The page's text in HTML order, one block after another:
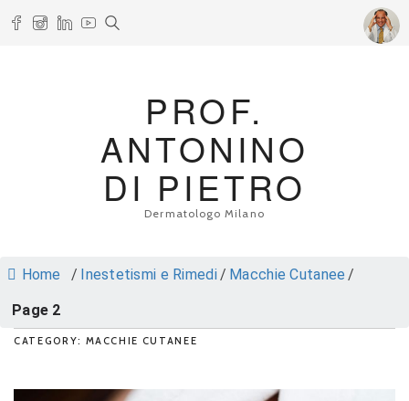
PROF.
ANTONINO
DI PIETRO
Dermatologo Milano
Home / Inestetismi e Rimedi/ Macchie Cutanee /
Page 2
CATEGORY: MACCHIE CUTANEE